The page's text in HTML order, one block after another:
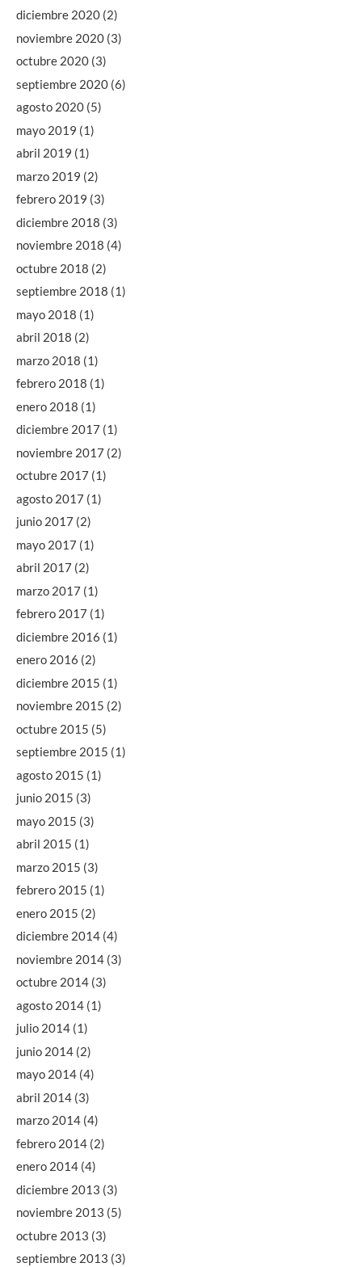
diciembre 2020 (2)
noviembre 2020 (3)
octubre 2020 (3)
septiembre 2020 (6)
agosto 2020 (5)
mayo 2019 (1)
abril 2019 (1)
marzo 2019 (2)
febrero 2019 (3)
diciembre 2018 (3)
noviembre 2018 (4)
octubre 2018 (2)
septiembre 2018 (1)
mayo 2018 (1)
abril 2018 (2)
marzo 2018 (1)
febrero 2018 (1)
enero 2018 (1)
diciembre 2017 (1)
noviembre 2017 (2)
octubre 2017 (1)
agosto 2017 (1)
junio 2017 (2)
mayo 2017 (1)
abril 2017 (2)
marzo 2017 (1)
febrero 2017 (1)
diciembre 2016 (1)
enero 2016 (2)
diciembre 2015 (1)
noviembre 2015 (2)
octubre 2015 (5)
septiembre 2015 (1)
agosto 2015 (1)
junio 2015 (3)
mayo 2015 (3)
abril 2015 (1)
marzo 2015 (3)
febrero 2015 (1)
enero 2015 (2)
diciembre 2014 (4)
noviembre 2014 (3)
octubre 2014 (3)
agosto 2014 (1)
julio 2014 (1)
junio 2014 (2)
mayo 2014 (4)
abril 2014 (3)
marzo 2014 (4)
febrero 2014 (2)
enero 2014 (4)
diciembre 2013 (3)
noviembre 2013 (5)
octubre 2013 (3)
septiembre 2013 (3)